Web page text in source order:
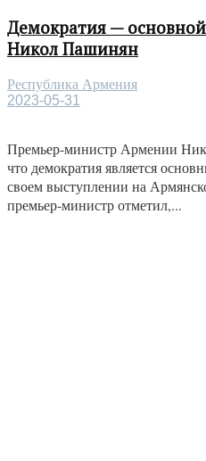
Демократия —
Никол Пашинян
Республика Армения
2023-05-31
Премьер-министр Армении
что демократия является
своем выступлении на
премьер-министр отметил,...